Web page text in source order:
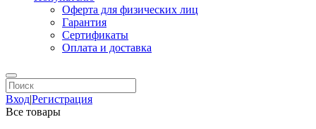
Оферта для физических лиц
Гарантия
Сертификаты
Оплата и доставка
Вход|Регистрация
Все товары